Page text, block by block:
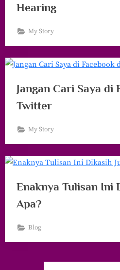
Hearing
My Story
Jangan Cari Saya di
Twitter
My Story
Enaknya Tulisan Ini
Apa?
Blog
Navigasi